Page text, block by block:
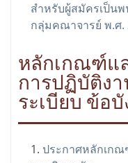
สำหรับผู้สมัครเป็น
กลุ่มคณาจารย์ พ.ศ.
หลักเกณฑ์แ
การปฏิบัติง
ระเบียบ ข้อ
ประกาศหลักเก